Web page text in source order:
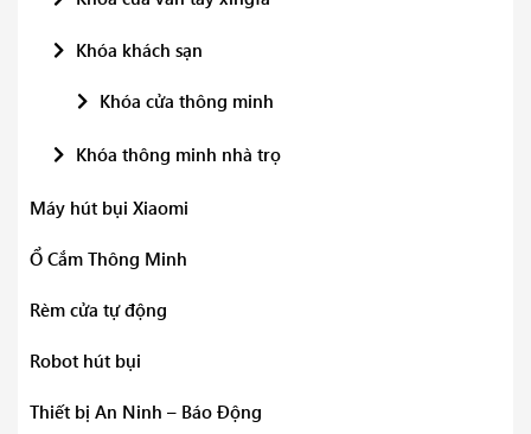
Khóa khách sạn
Khóa cửa thông minh
Khóa thông minh nhà trọ
Máy hút bụi Xiaomi
Ổ Cắm Thông Minh
Rèm cửa tự động
Robot hút bụi
Thiết bị An Ninh – Báo Động